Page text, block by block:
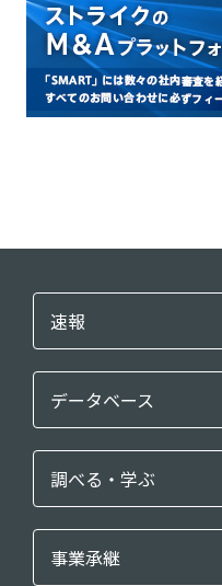
速報
データベース
調べる・学ぶ
事業承継